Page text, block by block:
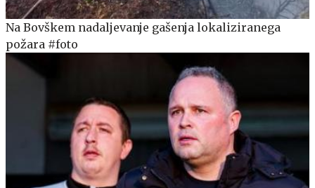
Na Bovškem nadaljevanje gašenja lokaliziranega
požara #foto